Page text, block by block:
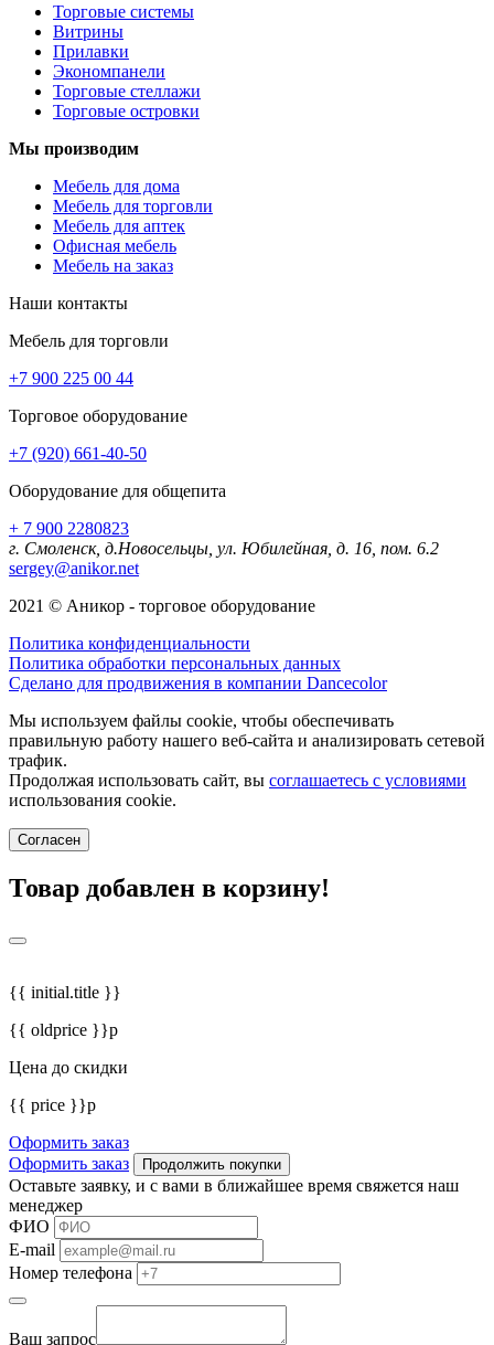
Торговые системы
Витрины
Прилавки
Экономпанели
Торговые стеллажи
Торговые островки
Мы производим
Мебель для дома
Мебель для торговли
Мебель для аптек
Офисная мебель
Мебель на заказ
Наши контакты
Мебель для торговли
+7 900 225 00 44
Торговое оборудование
+7 (920) 661-40-50
Оборудование для общепита
+ 7 900 2280823
г. Смоленск, д.Новосельцы, ул. Юбилейная, д. 16, пом. 6.2
sergey@anikor.net
2021 © Аникор - торговое оборудование
Политика конфиденциальности
Политика обработки персональных данных
Сделано для продвижения в компании Dancecolor
Мы используем файлы cookie, чтобы обеспечивать
правильную работу нашего веб-сайта и анализировать сетевой
трафик.
Продолжая использовать сайт, вы соглашаетесь с условиями
использования cookie.
Согласен
Товар добавлен в корзину!
{{ initial.title }}
{{ oldprice }}р
Цена до скидки
{{ price }}р
Оформить заказ
Оформить заказ
Продолжить покупки
Оставьте заявку, и с вами в ближайшее время свяжется наш
менеджер
ФИО
E-mail
Номер телефона
Ваш запрос